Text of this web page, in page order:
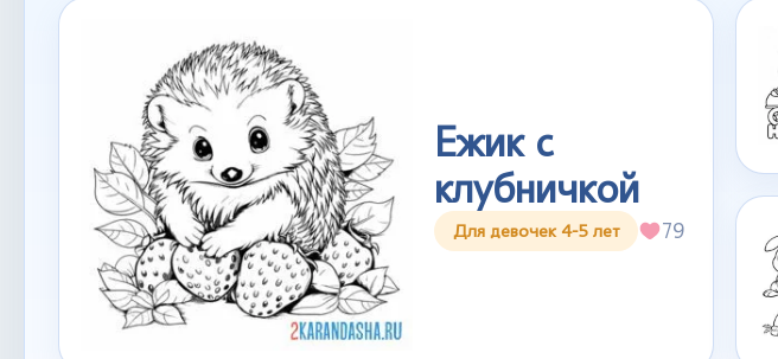
Ежик с
клубничкой
Для девочек 4-5 лет 79